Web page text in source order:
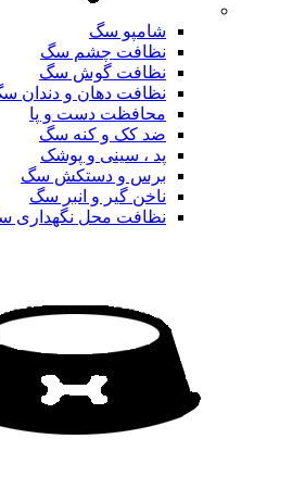
شامپو سگ
نظافت چشم سگ
نظافت گوش سگ
نظافت دهان و دندان
محافظت دست و پا
ضد کک و کنه سگ
پد ، سینی و پوشک
برس و دستکش سگ
ناخن گیر و انبر سگ
نظافت محل نگهداری